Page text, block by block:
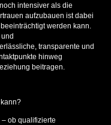
intensiver als die
aufzubauen ist dabei
werden kann.
transparente und
hinweg
beitragen.
ob qualifizierte